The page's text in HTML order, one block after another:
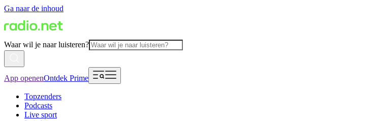
Ga naar de inhoud
Waar wil je naar luisteren?
App openenOntdek Prime
Topzenders
Podcasts
Live sport